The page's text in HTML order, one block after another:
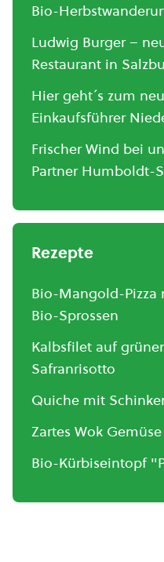
Bio-
Ludwig Burger –
Restaurant in
Hier geht´s zum
Einkaufsführer
Frischer Wind bei
Partner Humboldt-
Rezepte
Bio-Mangold-
Bio-Sprossen
Kalbsfilet auf
Safranrisotto
Quiche mit
Zartes Wok
Bio-Kürbiseintopf